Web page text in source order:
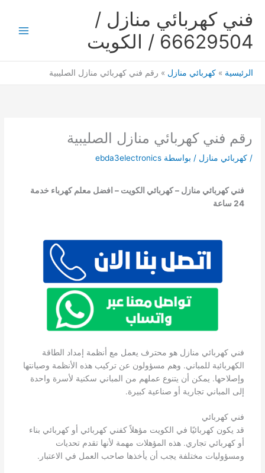
فني كهربائي منازل /
66629504 / الكويت
الرئيسية كهربائي منازل رقم فني كهربائي منازل الصليبية
رقم فني كهربائي منازل الصليبية
/كهربائي منازل / بواسطة ebda3electronics
فني كهربائي منازل – كهربائي الكويت – افضل معلم كهرباء خدمة
24 ساعة
فني كهربائي منازل هو محترف يعمل مع أنظمة إمداد الطاقة
الكهربائية للمباني. وهم مسؤولون عن تركيب هذه الأنظمة وصيانتها
وإصلاحها. يمكن أن يتنوع عملهم من المباني سكنية لأسرة واحدة
إلى المباني تجارية أو صناعية كبيرة.
فني كهربائي
قد يكون كهربائيًا في الكويت مؤهلاً كفني كهربائي أو كهربائي بناء
أو كهربائي تجاري. هذه المؤهلات مهمة لأنها تقدم تحديات
ومسؤوليات مختلفة يجب أن يأخذها صاحب العمل في الاعتبار.